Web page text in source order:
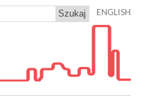
ENGLISH